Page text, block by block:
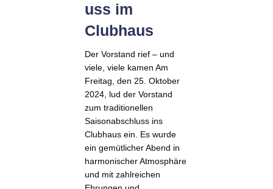
uss im
Clubhaus
Der Vorstand rief – und
viele, viele kamen Am
Freitag, den 25. Oktober
2024, lud der Vorstand
zum traditionellen
Saisonabschluss ins
Clubhaus ein. Es wurde
ein gemütlicher Abend in
harmonischer Atmosphäre
und mit zahlreichen